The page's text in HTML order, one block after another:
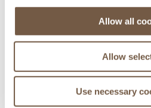
Allow all
Allow
Use necessary
Principaux
Genève - Lyon -